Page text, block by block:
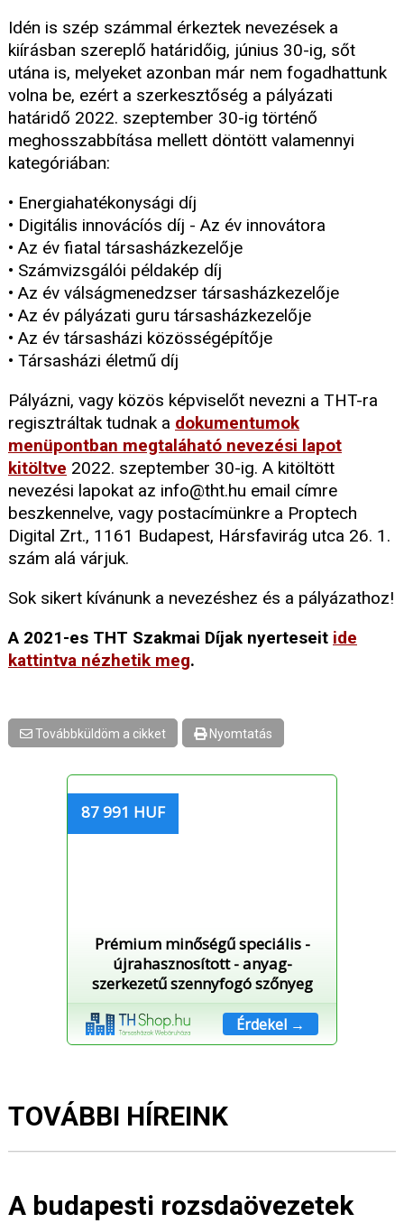
Idén is szép számmal érkeztek nevezések a
kiírásban szereplő határidőig, június 30-ig, sőt
utána is, melyeket azonban már nem fogadhattunk
volna be, ezért a szerkesztőség a pályázati
határidő 2022. szeptember 30-ig történő
meghosszabbítása mellett döntött valamennyi
kategóriában:
• Energiahatékonysági díj
• Digitális innovácíós díj - Az év innovátora
• Az év fiatal társasházkezelője
• Számvizsgálói példakép díj
• Az év válságmenedzser társasházkezelője
• Az év pályázati guru társasházkezelője
• Az év társasházi közösségépítője
• Társasházi életmű díj
Pályázni, vagy közös képviselőt nevezni a THT-ra
regisztráltak tudnak a dokumentumok
menüpontban megtaláható nevezési lapot
kitöltve 2022. szeptember 30-ig. A kitöltött
nevezési lapokat az info@tht.hu email címre
beszkennelve, vagy postacímünkre a Proptech
Digital Zrt., 1161 Budapest, Hársfavirág utca 26. 1.
szám alá várjuk.
Sok sikert kívánunk a nevezéshez és a pályázathoz!
A 2021-es THT Szakmai Díjak nyerteseit ide
kattintva nézhetik meg.
Továbbküldöm a cikket Nyomtatás
87 991 HUF
Prémium minőségű speciális -
újrahasznosított - anyag-
szerkezetű szennyfogó szőnyeg
Érdekel →
TOVÁBBI HÍREINK
A budapesti rozsdaövezetek